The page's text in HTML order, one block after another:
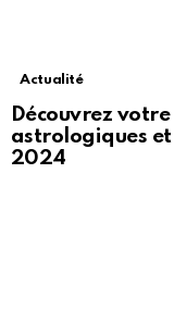
Actualité
Découvrez
astrologiques
2024